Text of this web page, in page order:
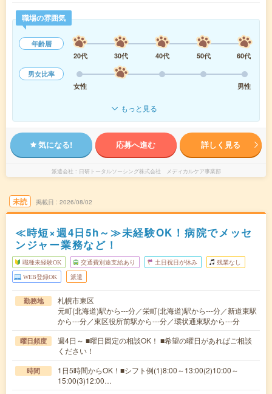
職場の雰囲気
年齢層
20代
30代 40代 50代
60代
男女比率
女性
男性
もっと見る
気になる! 応募へ進む 詳しく見る
派遣会社 日研トータルソーシング株式会社 メディカルケア事業部
未読 掲載日 2026/08/02
≪時短×週4日5h～≫未経験OK！病院でメッセ
ンジャー業務など！
職種未経験OK 交通費別途支給あり 土日祝日が休み 残業なし
WEB登録OK 派遣
勤務地
札幌市東区
元町(北海道)駅から---分／栄町(北海道)駅から---分／新道東駅
から---分／東区役所前駅から---分／環状通東駅から---分
曜日頻度
週4日～ ■曜日固定の相談OK！ ■希望の曜日があればご相談
ください！
時間
1日5時間からOK！■シフト例(1)8:00～13:00(2)10:00～
15:00(3)12:00…